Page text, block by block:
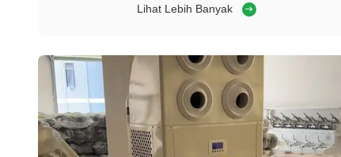
Panas Air Panas Sirkulasi Komersial 20HP untuk
Lihat Lebih Banyak